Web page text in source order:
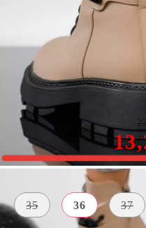
Cassidy Női
35 36 37